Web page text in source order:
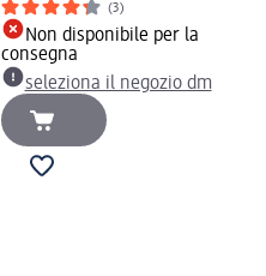
(3)
Non disponibile per la
consegna
seleziona il negozio dm